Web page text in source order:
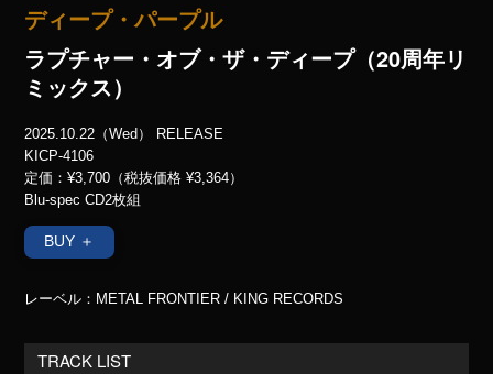
ディープ・パープル
ラプチャー・オブ・ザ・ディープ（20周年リ
ミックス）
2025.10.22（Wed） RELEASE
KICP-4106
定価：¥3,700（税抜価格 ¥3,364）
Blu-spec CD2枚組
BUY ＋
レーベル：METAL FRONTIER / KING RECORDS
TRACK LIST